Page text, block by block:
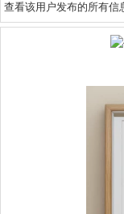
查看该用户发布的所有信